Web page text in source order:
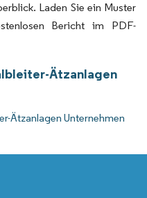
Laden Sie ein Muster
Bericht im PDF-
Ätzanlagen
Ätzanlagen Unternehmen